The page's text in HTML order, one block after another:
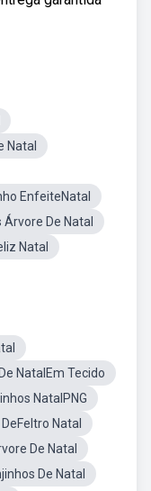
Natal
EnfeiteNatal
Árvore De Natal
Natal
NatalEm Tecido
NatalPNG
Natal
De Natal
De Natal